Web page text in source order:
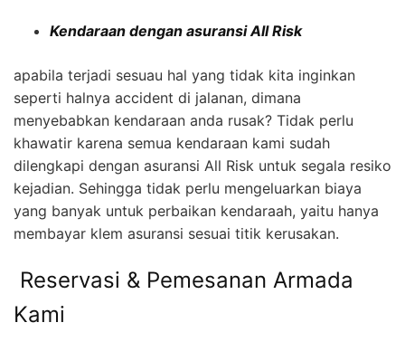
Kendaraan dengan asuransi All Risk
apabila terjadi sesuau hal yang tidak kita inginkan
seperti halnya accident di jalanan, dimana
menyebabkan kendaraan anda rusak? Tidak perlu
khawatir karena semua kendaraan kami sudah
dilengkapi dengan asuransi All Risk untuk segala resiko
kejadian. Sehingga tidak perlu mengeluarkan biaya
yang banyak untuk perbaikan kendaraah, yaitu hanya
membayar klem asuransi sesuai titik kerusakan.
Reservasi & Pemesanan Armada
Kami